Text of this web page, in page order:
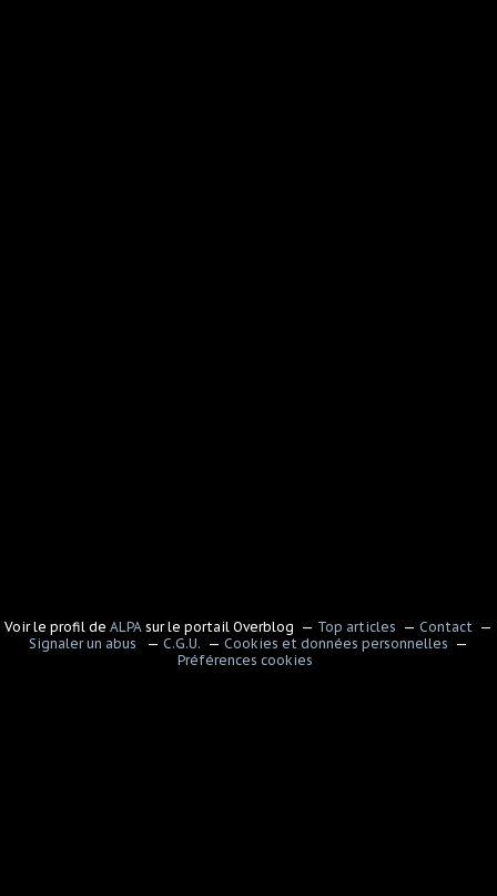
Voir le profil de ALPA sur le portail Overblog Top articles
Contact
Signaler un abus
C.G.U.
Cookies et données personnelles
Préférences cookies